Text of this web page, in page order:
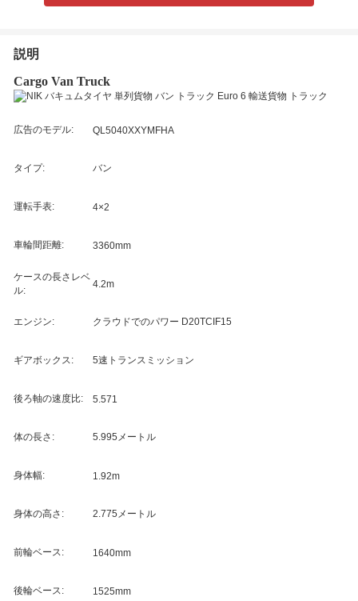
説明
Cargo Van Truck
広告のモデル: QL5040XXYMFHA
タイプ: バン
運転手表: 4×2
車輪間距離: 3360mm
ケースの長さレベ
ル:
4.2m
エンジン: クラウドでのパワー D20TCIF15
ギアボックス: 5速トランスミッション
後ろ軸の速度比: 5.571
体の長さ: 5.995メートル
身体幅: 1.92m
身体の高さ: 2.775メートル
前輪ベース: 1640mm
後輪ベース: 1525mm